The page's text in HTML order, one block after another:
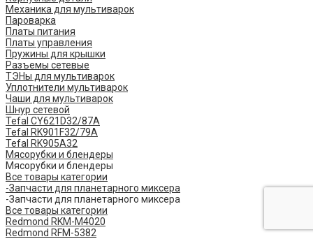
Механика для мультиварок
Пароварка
Платы питания
Платы управления
Пружины для крышки
Разъемы сетевые
ТЭНы для мультиварок
Уплотнители мультиварок
Чаши для мультиварок
Шнур сетевой
Tefal CY621D32/87A
Tefal RK901F32/79A
Tefal RK905A32
Мясорубки и блендеры
Мясорубки и блендеры
Все товары категории
-Запчасти для планетарного миксера
-Запчасти для планетарного миксера
Все товары категории
Redmond RKM-M4020
Redmond RFM-5382